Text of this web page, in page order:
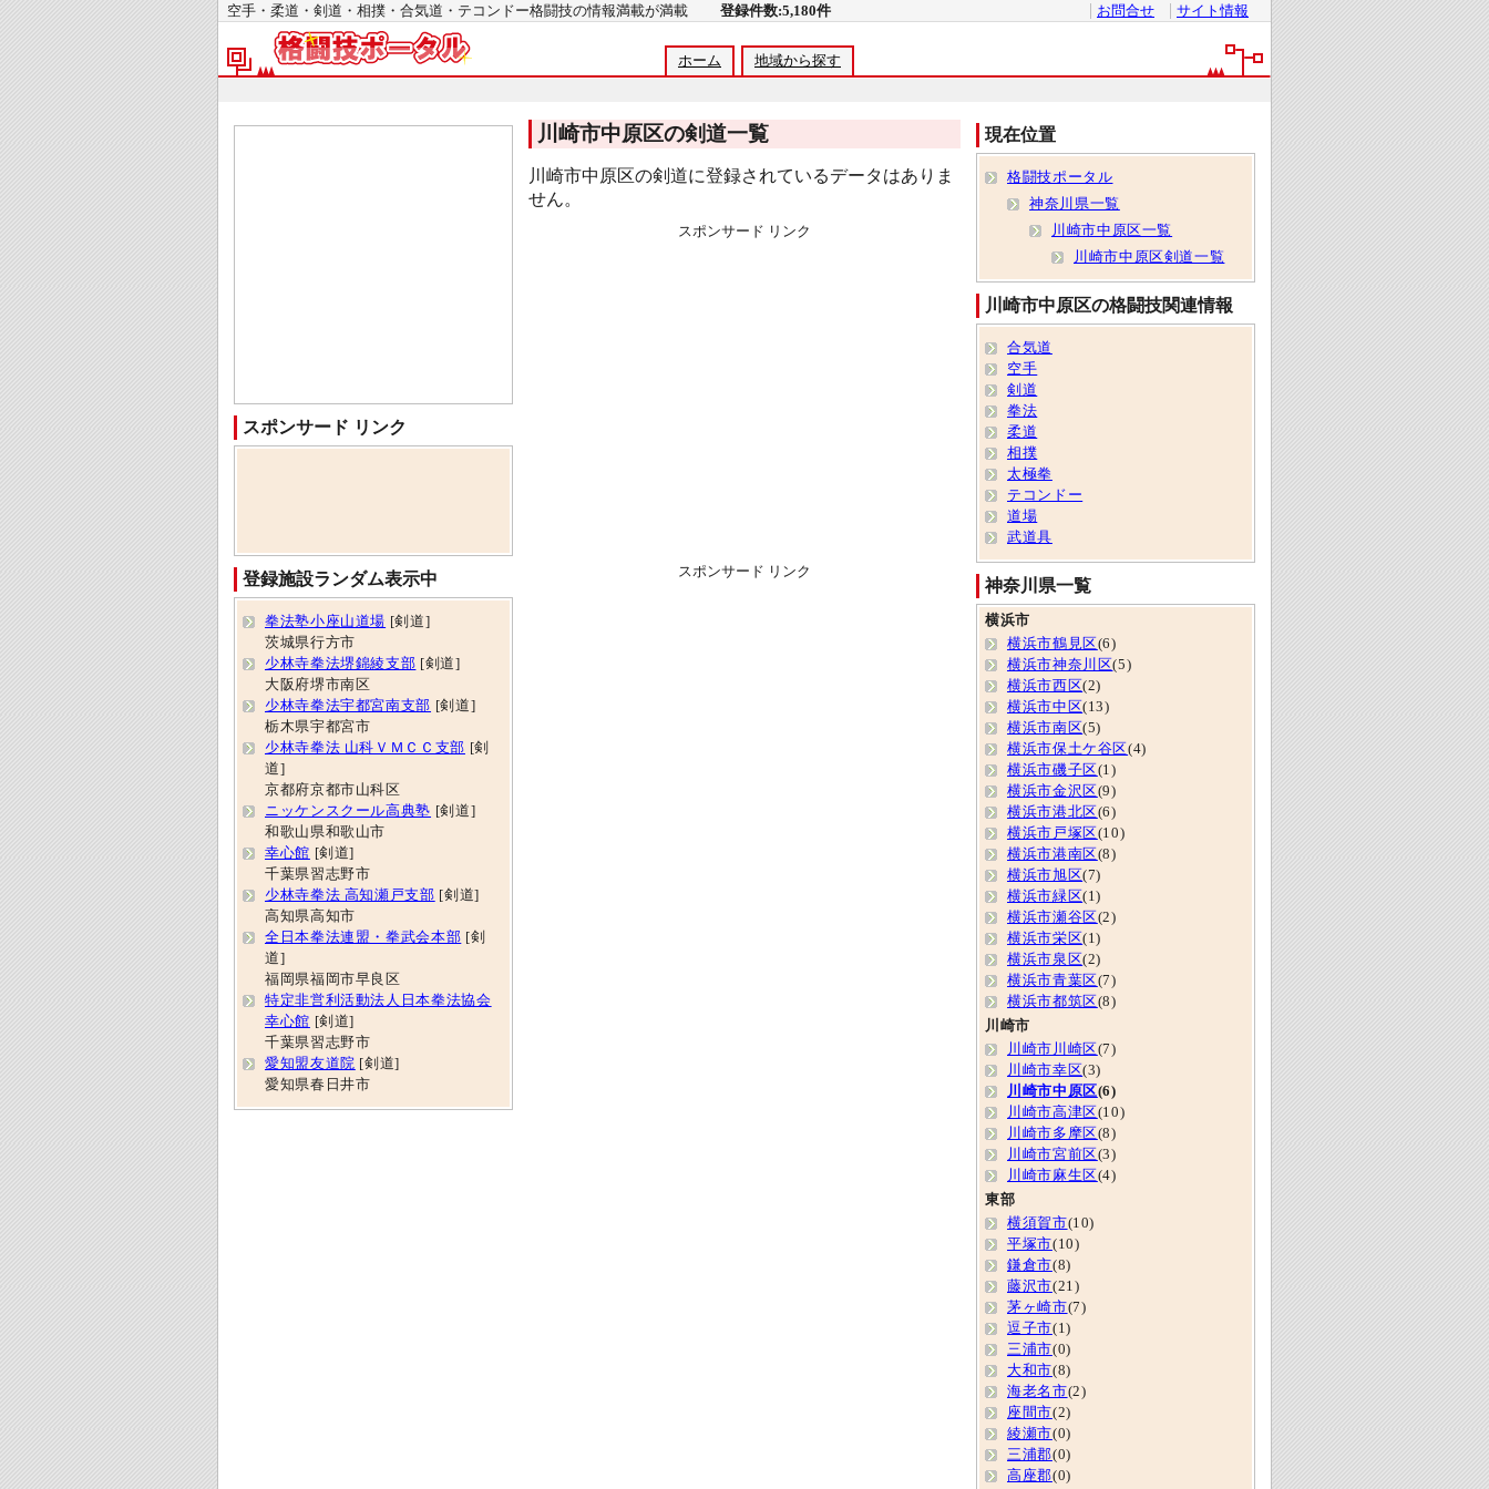
空手・柔道・剣道・相撲・合気道・テコンドー格闘技の情報満載が満載 登録件数:5,180件 お問合せ サイト情報
ホーム 地域から探す
川崎市中原区の剣道一覧
川崎市中原区の剣道に登録されているデータはありま
せん。
スポンサード リンク
スポンサード リンク
スポンサード リンク
登録施設ランダム表示中
拳法塾小座山道場 [剣道]
茨城県行方市
少林寺拳法堺錦綾支部 [剣道]
大阪府堺市南区
少林寺拳法宇都宮南支部 [剣道]
栃木県宇都宮市
少林寺拳法 山科ＶＭＣＣ支部 [剣
道]
京都府京都市山科区
ニッケンスクール高典塾 [剣道]
和歌山県和歌山市
幸心館 [剣道]
千葉県習志野市
少林寺拳法 高知瀬戸支部 [剣道]
高知県高知市
全日本拳法連盟・拳武会本部 [剣
道]
福岡県福岡市早良区
特定非営利活動法人日本拳法協会
幸心館 [剣道]
千葉県習志野市
愛知盟友道院 [剣道]
愛知県春日井市
現在位置
格闘技ポータル
神奈川県一覧
川崎市中原区一覧
川崎市中原区剣道一覧
川崎市中原区の格闘技関連情報
合気道
空手
剣道
拳法
柔道
相撲
太極拳
テコンドー
道場
武道具
神奈川県一覧
横浜市
横浜市鶴見区 (6)
横浜市神奈川区(5)
横浜市西区(2)
横浜市中区(13)
横浜市南区(5)
横浜市保土ケ谷区(4)
横浜市磯子区 (1)
横浜市金沢区 (9)
横浜市港北区 (6)
横浜市戸塚区 (10)
横浜市港南区 (8)
横浜市旭区(7)
横浜市緑区(1)
横浜市瀬谷区 (2)
横浜市栄区(1)
横浜市泉区(2)
横浜市青葉区 (7)
横浜市都筑区 (8)
川崎市
川崎市川崎区 (7)
川崎市幸区(3)
川崎市中原区(6)
川崎市高津区 (10)
川崎市多摩区 (8)
川崎市宮前区 (3)
川崎市麻生区 (4)
東部
横須賀市(10)
平塚市(10)
鎌倉市(8)
藤沢市(21)
茅ヶ崎市(7)
逗子市(1)
三浦市(0)
大和市(8)
海老名市(2)
座間市(2)
綾瀬市(0)
三浦郡(0)
高座郡(0)